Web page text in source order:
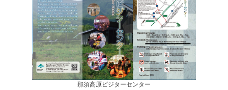
那須高原ビジターセンター